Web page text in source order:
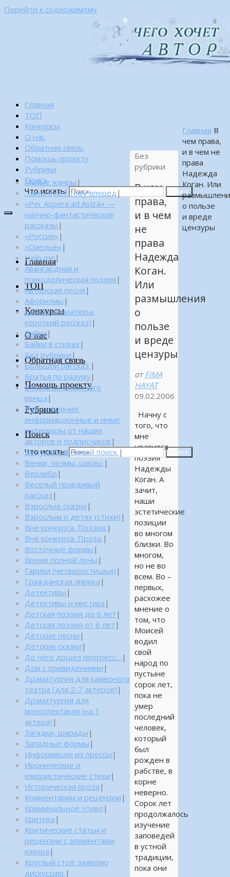
Перейти к содержимому
Главная
ТОП
Конкурсы
О нас
Обратная связь
Помощь проекту
Рубрики
Поиск
Что искать:
Поиск
Главная
ТОП
Конкурсы
О нас
Обратная связь
Помощь проекту
Рубрики
Поиск
Что искать: Поиск
Главная В
чем права,
и в чем не
права
Надежда
Коган. Или
о пользе
и вреде
цензуры
Без
рубрики
В чем
права,
и в чем
не
права
Надежда
Коган.
Или
размышления
о
пользе
и вреде
цензуры
от FIMA
HAYAT
09.02.2006
Начну с
того, что
мне
нравится
поэзия
Надежды
Коган. А
зачит,
наши
эстетические
позиции
во многом
близки. Во
многом,
но не во
всем. Во –
первых,
расхожее
мнение о
том, что
Моисей
водил
свой
народ по
пустыне
сорок лет,
пока не
умер
последний
человек,
который
был
рожден в
рабстве, в
корне
неверно.
Сорок лет
продолжалось
изучение
заповедей
в устной
традиции,
пока они
Малые жанры |
…много лет тому вперед |
«Per Aspera ad Astra» —
научно-фантастические
рассказы |
«Россия» |
«Смелые» |
Help me|
Авангардная и
психоделическая поэзия |
Авторская песня |
Афоризмы |
Байка (миниатюра,
короткий рассказ) |
Байки|
Байки в стихах |
Без рубрики |
Большой рассказ. |
Братья по разуму|
В поисках алмазного
венца |
В поле зрения:
информационные и иные
материалы от наших
авторов и подписчиков |
Веду собственный поиск. |
Венки, поэмы, циклы. |
Верлибр |
Веселый правдивый
рассказ |
Взрослые сказки |
Взрослым о детях (стихи) |
Вне конкурса. Поэзия. |
Вне конкурса. Проза. |
Восточные формы |
Время полной луны |
Гарики (четверостишья) |
Гражданская лирика |
Детективы |
Детективы и мистика |
Детская поэзия до 6 лет |
Детская поэзия от 6 лет |
Детские песни |
Детские сказки |
До чего дошел прогресс… |
Дом с привидениями |
Драматургия для камерного
театра (для 2-7 актеров) |
Драматургия для
моноспектакля (на 1
актера) |
Загадки, шарады |
Западные формы |
Информация из прессы |
Иронические и
юмористические стихи |
Историческая проза |
Комментарии и рецензии |
Криминальное чтиво |
Критика |
Критические статьи и
рецензии с элементами
юмора |
Круглый стол: заявляю
дискуссию. |